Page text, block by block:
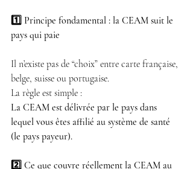
1️⃣ Principe fondamental : la CEAM suit le
pays qui paie
Il n’existe pas de “choix” entre carte française,
belge, suisse ou portugaise.
La règle est simple :
La CEAM est délivrée par le pays dans
lequel vous êtes affilié au système de santé
(le pays payeur).
2️⃣ Ce que couvre réellement la CEAM au